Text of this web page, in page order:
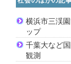
横浜市三渓
ップ
千葉大など
観測